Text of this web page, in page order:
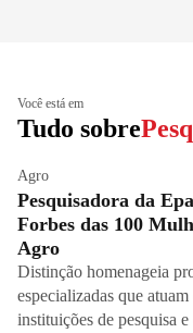
Você está em
Tudo sobre
Agro
Pesquisadora da
Forbes das 100
Agro
Distinção homenageia
especializadas que
instituições de pesquisa